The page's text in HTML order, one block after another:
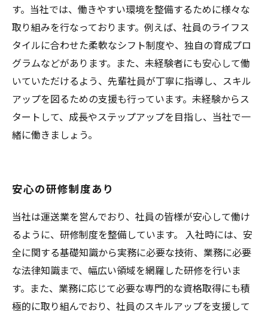
す。当社では、働きやすい環境を整備するために様々な
取り組みを行なっております。例えば、社員のライフス
タイルに合わせた柔軟なシフト制度や、独自の育成プロ
グラムなどがあります。また、未経験者にも安心して働
いていただけるよう、先輩社員が丁寧に指導し、スキル
アップを図るための支援も行っています。未経験からス
タートして、成長やステップアップを目指し、当社で一
緒に働きましょう。
安心の研修制度あり
当社は運送業を営んでおり、社員の皆様が安心して働け
るように、研修制度を整備しています。 入社時には、安
全に関する基礎知識から実務に必要な技術、業務に必要
な法律知識まで、幅広い領域を網羅した研修を行いま
す。また、業務に応じて必要な専門的な資格取得にも積
極的に取り組んでおり、社員のスキルアップを支援して